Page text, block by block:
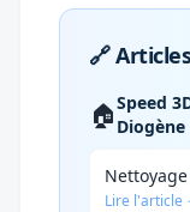
🔗
🏠Speed
Diogène
Lire l'article